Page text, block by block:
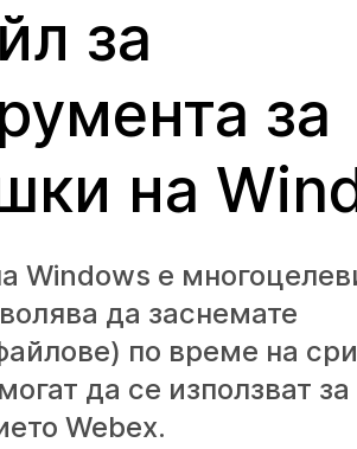
за
за
на
Windows е
да заснемате
по време на
да се използват за
Webex.